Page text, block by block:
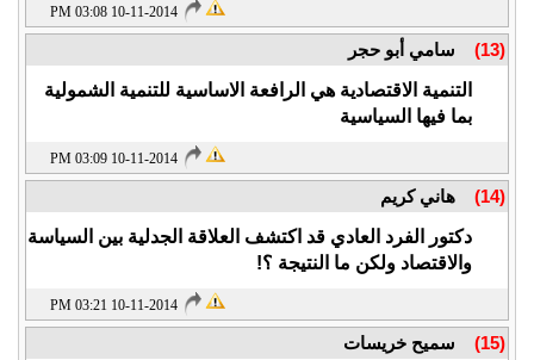
10-11-2014 03:08 PM
(13)
سامي أبو حجر
التنمية الاقتصادية هي الرافعة الاساسية للتنمية الشمولية
بما فيها السياسية
10-11-2014 03:09 PM
(14)
هاني كريم
دكتور الفرد العادي قد اكتشف العلاقة الجدلية بين السياسة
والاقتصاد ولكن ما النتيجة ؟!
10-11-2014 03:21 PM
(15) سميح خريسات